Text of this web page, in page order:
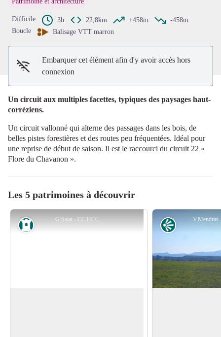
Difficile 3h 22,8km +458m
-458m
Boucle
Balisage VTT marron
Embarquer cet élément afin d'y avoir accès hors
connexion
Un circuit aux multiples facettes, typiques des paysages haut-
corréziens.
Un circuit vallonné qui alterne des passages dans les bois, de
belles pistes forestières et des routes peu fréquentées. Idéal pour
une reprise de début de saison. Il est le raccourci du circuit 22 «
Flore du Chavanon ».
Les 5 patrimoines à découvrir
G.Salat - CC HCC
Patrimoine
V.Mendras
Point de vue